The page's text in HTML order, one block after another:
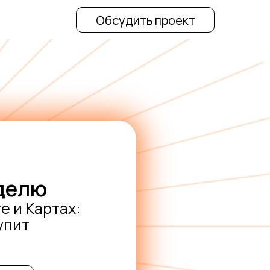
Обсудить проект
и Картах: